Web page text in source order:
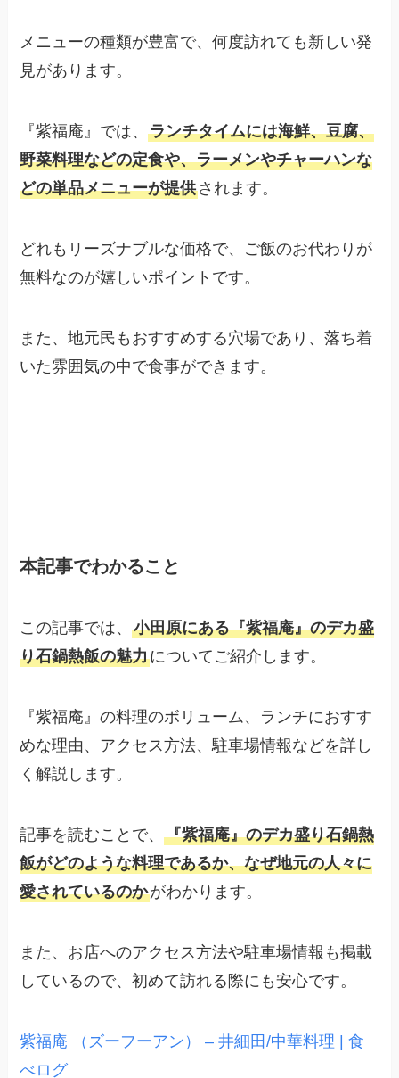
メニューの種類が豊富で、何度訪れても新しい発
見があります。
『紫福庵』では、ランチタイムには海鮮、豆腐、
野菜料理などの定食や、ラーメンやチャーハンな
どの単品メニューが提供されます。
どれもリーズナブルな価格で、ご飯のお代わりが
無料なのが嬉しいポイントです。
また、地元民もおすすめする穴場であり、落ち着
いた雰囲気の中で食事ができます。
本記事でわかること
この記事では、小田原にある『紫福庵』のデカ盛
り石鍋熱飯の魅力についてご紹介します。
『紫福庵』の料理のボリューム、ランチにおすす
めな理由、アクセス方法、駐車場情報などを詳し
く解説します。
記事を読むことで、『紫福庵』のデカ盛り石鍋熱
飯がどのような料理であるか、なぜ地元の人々に
愛されているのかがわかります。
また、お店へのアクセス方法や駐車場情報も掲載
しているので、初めて訪れる際にも安心です。
紫福庵 （ズーフーアン） – 井細田/中華料理 | 食
べログ